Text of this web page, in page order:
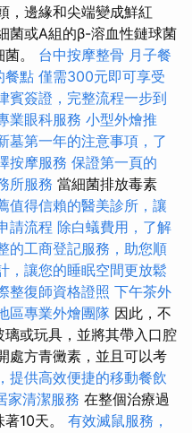
，邊緣和尖端變成鮮紅
菌或A組的β-溶血性鏈球菌
。 台中按摩整骨 月子餐
餐點 僅需300元即可享受
賓簽證，完整流程一步到
業眼科服務 小型外燴推
墓第一年的注意事項，了
按摩服務 保證第一頁的
所服務 當細菌排放毒素
值得信賴的醫美診所，讓
請流程 除白蟻費用，了解
的工商登記服務，助您順
，讓您的睡眠空間更放鬆
整復師資格證照 下午茶外
區專業外燴團隊 因此，不
或玩具，並將其帶入口腔
處方青黴素，並且可以考
提供高效便捷的移動餐飲
家清潔服務 在整個治療過
10天。 有效滅鼠服務，